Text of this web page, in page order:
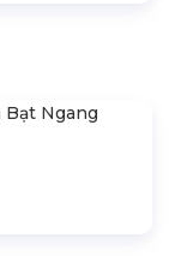
Bạt Ngang